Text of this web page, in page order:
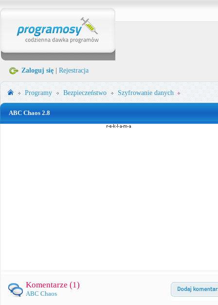
Zaloguj się Rejestracja
Programy Bezpieczeństwo Szyfrowanie danych
ABC Chaos 2.8
Komentarze (1)
ABC Chaos